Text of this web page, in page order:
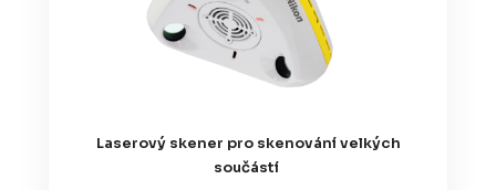
Laserový skener pro skenování velkých
součástí